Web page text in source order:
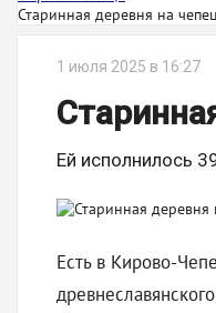
Старинная деревня на
1 июля 2025 в 16:27
Ей исполнилось
Есть в Кирово-